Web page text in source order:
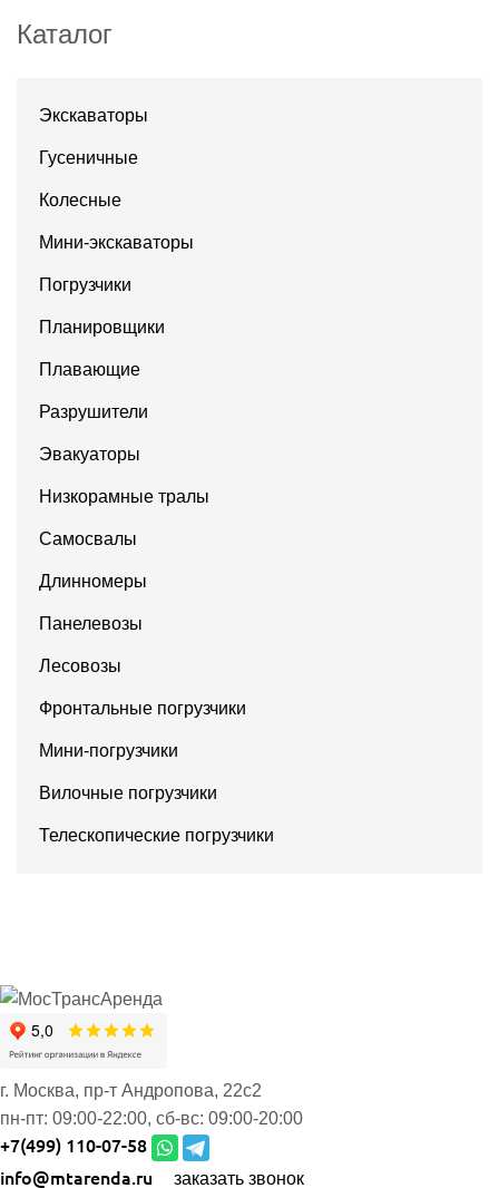
Каталог
Экскаваторы
Гусеничные
Колесные
Мини-экскаваторы
Погрузчики
Планировщики
Плавающие
Разрушители
Эвакуаторы
Низкорамные тралы
Самосвалы
Длинномеры
Панелевозы
Лесовозы
Фронтальные погрузчики
Мини-погрузчики
Вилочные погрузчики
Телескопические погрузчики
г. Москва, пр-т Андропова, 22с2
пн-пт: 09:00-22:00, сб-вс: 09:00-20:00
+7(499) 110-07-58
info@mtarenda.ru
заказать звонок